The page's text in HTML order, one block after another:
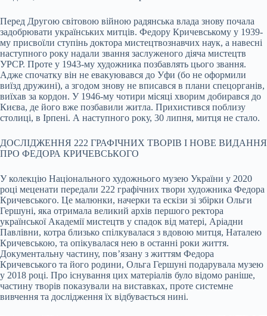
Перед Другою світовою війною радянська влада знову почала
задобрювати українських митців. Федору Кричевському у 1939-
му присвоїли ступінь доктора мистецтвознавчих наук, а навесні
наступного року надали звання заслуженого діяча мистецтв
УРСР. Проте у 1943-му художника позбавлять цього звання.
Адже спочатку він не евакуювався до Уфи (бо не оформили
виїзд дружині), а згодом знову не вписався в плани спецорганів,
виїхав за кордон. У 1946-му чотири місяці хворим добирався до
Києва, де його вже позбавили житла. Прихистився поблизу
столиці, в Ірпені. А наступного року, 30 липня, митця не стало.
ДОСЛІДЖЕННЯ 222 ГРАФІЧНИХ ТВОРІВ І НОВЕ ВИДАННЯ
ПРО ФЕДОРА КРИЧЕВСЬКОГО
У колекцію Національного художнього музею України у 2020
році меценати передали 222 графічних твори художника Федора
Кричевського. Це малюнки, начерки та ескізи зі збірки Ольги
Гершуні, яка отримала великий архів першого ректора
української Академії мистецтв у спадок від матері, Аріадни
Павлівни, котра близько спілкувалася з вдовою митця, Наталею
Кричевською, та опікувалася нею в останні роки життя.
Документальну частину, пов’язану з життям Федора
Кричевського та його родини, Ольга Гершуні подарувала музею
у 2018 році. Про існування цих матеріалів було відомо раніше,
частину творів показували на виставках, проте системне
вивчення та дослідження їх відбувається нині.